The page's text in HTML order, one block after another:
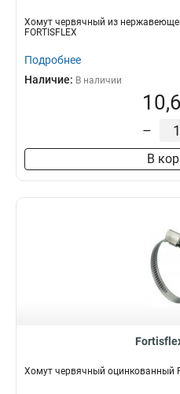
Хомут червячный из
FORTISFLEX
Подробнее
Наличие: В наличии
–
В
Хомут червячный оцинкованный